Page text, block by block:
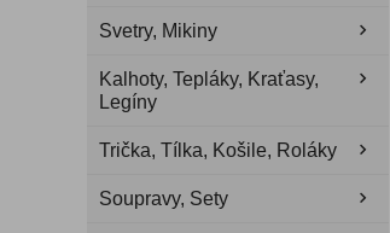
Svetry, Mikiny
Kalhoty, Tepláky, Kraťasy,
Legíny
Trička, Tílka, Košile, Roláky
Soupravy, Sety